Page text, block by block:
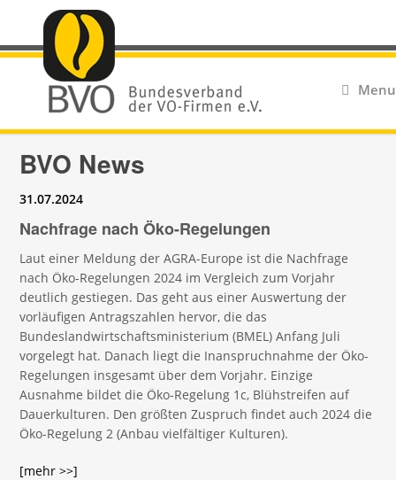
Menu
BVO News
31.07.2024
Nachfrage nach Öko-Regelungen
Laut einer Meldung der AGRA-Europe ist die Nachfrage
nach Öko-Regelungen 2024 im Vergleich zum Vorjahr
deutlich gestiegen. Das geht aus einer Auswertung der
vorläufigen Antragszahlen hervor, die das
Bundeslandwirtschaftsministerium (BMEL) Anfang Juli
vorgelegt hat. Danach liegt die Inanspruchnahme der Öko-
Regelungen insgesamt über dem Vorjahr. Einzige
Ausnahme bildet die Öko-Regelung 1c, Blühstreifen auf
Dauerkulturen. Den größten Zuspruch findet auch 2024 die
Öko-Regelung 2 (Anbau vielfältiger Kulturen).
[mehr >>]